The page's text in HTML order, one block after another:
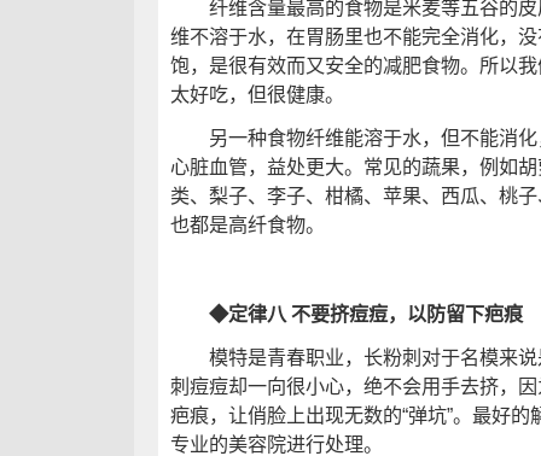
纤维含量最高的食物是米麦等五谷的皮
维不溶于水，在胃肠里也不能完全消化，
饱，是很有效而又安全的减肥食物。所以
太好吃，但很健康。
另一种食物纤维能溶于水，但不能消化
心脏血管，益处更大。常见的蔬果，例如
类、梨子、李子、柑橘、苹果、西瓜、桃
也都是高纤食物。
◆定律八 不要挤痘痘，以防留下疤痕
模特是青春职业，长粉刺对于名模来说
刺痘痘却一向很小心，绝不会用手去挤，
疤痕，让俏脸上出现无数的“弹坑”。最好
专业的美容院进行处理。